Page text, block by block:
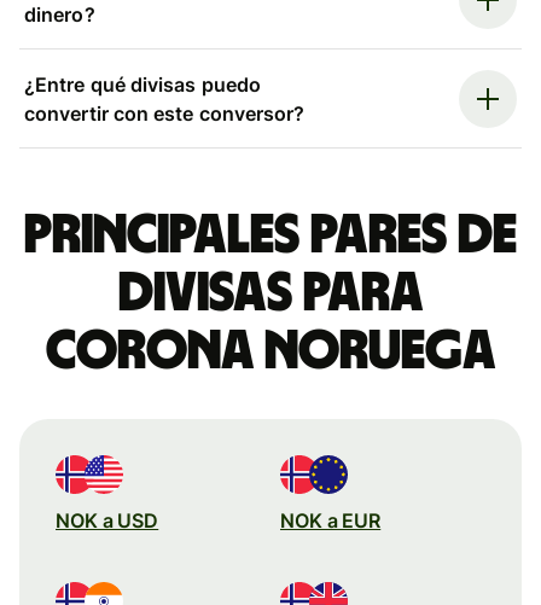
dinero?
¿Entre qué divisas puedo
convertir con este conversor?
Principales pares de
divisas para
corona noruega
NOK a USD NOK a EUR